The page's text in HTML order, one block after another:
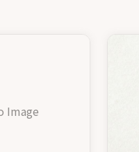
Image